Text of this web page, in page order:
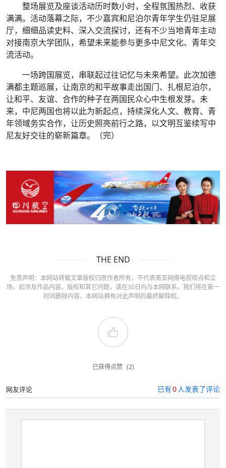
整场展览及座谈活动历时数小时，全程氛围热烈、收获
满满。活动落幕之际，不少嘉宾和尼泊尔青年学生仍驻足展
厅，细细品读史料、深入交流探讨，还有不少当地青年主动
对接南京大学团队，希望未来能参与更多中尼文化、青年交
流活动。
一场跨国展览，串联起过往记忆与未来希望。此次加德
满都主题巡展，让南京的和平故事走出国门、扎根尼泊尔，
让和平、友谊、合作的种子在两国民众心中生根发芽。未
来，中尼两国也将以此为新起点，持续深化人文、教育、青
年领域务实合作，让历史照亮前行之路，以文明互鉴续写中
尼友好交往的崭新篇章。（完）
THE END
免责声明：本网站转载文章版权归原作者所有，不代表南亚网络电视观点和立
场。如涉及作品内容、版权和其它问题，请在30日内与本网联系，我们将在第一
时间删除内容，本网站拥有对此声明的最终解释权。
已获得点赞 (2)
网友评论 已有0人发表了评论